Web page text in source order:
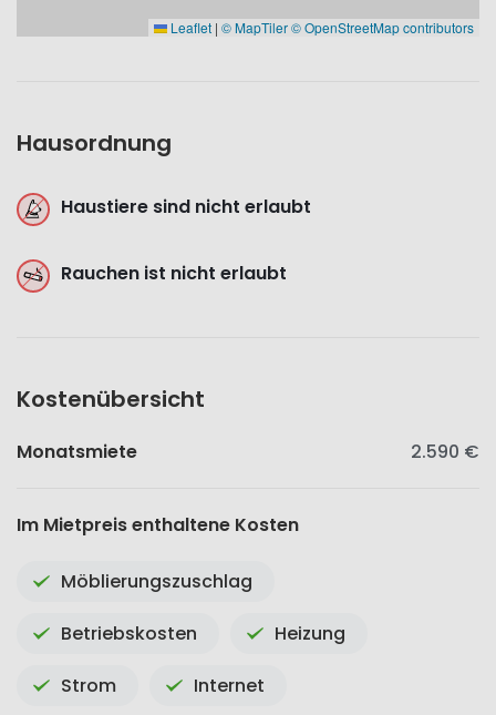
Leaflet | © MapTiler© OpenStreetMap contributors
Hausordnung
Haustiere sind nicht erlaubt
Rauchen ist nicht erlaubt
Kostenübersicht
Monatsmiete 2.590 €
Im Mietpreis enthaltene Kosten
Möblierungszuschlag
Betriebskosten Heizung
Strom Internet